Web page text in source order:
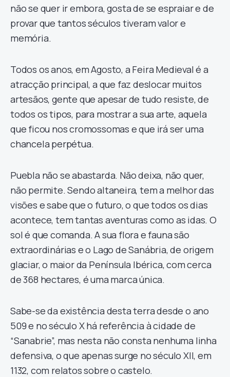
não se quer ir embora, gosta de se espraiar e de
provar que tantos séculos tiveram valor e
memória.
Todos os anos, em Agosto, a Feira Medieval é a
atracção principal, a que faz deslocar muitos
artesãos, gente que apesar de tudo resiste, de
todos os tipos, para mostrar a sua arte, aquela
que ficou nos cromossomas e que irá ser uma
chancela perpétua.
Puebla não se abastarda. Não deixa, não quer,
não permite. Sendo altaneira, tem a melhor das
visões e sabe que o futuro, o que todos os dias
acontece, tem tantas aventuras como as idas. O
sol é que comanda. A sua flora e fauna são
extraordinárias e o Lago de Sanábria, de origem
glaciar, o maior da Península Ibérica, com cerca
de 368 hectares, é uma marca única.
Sabe-se da existência desta terra desde o ano
509 e no século X há referência à cidade de
“Sanabrie”, mas nesta não consta nenhuma linha
defensiva, o que apenas surge no século XII, em
1132, com relatos sobre o castelo.